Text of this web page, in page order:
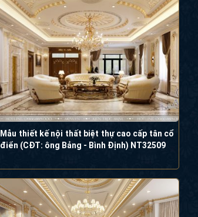
Mẫu thiết kế nội thất biệt thự cao cấp tân cổ
điển (CĐT: ông Bảng - Bình Định) NT32509